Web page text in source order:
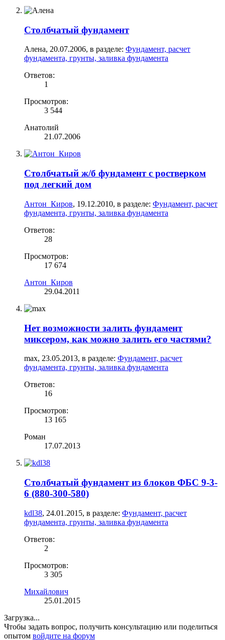
Столбчатый фундамент
Алена, 20.07.2006, в разделе: Фундамент, расчет
фундамента, грунты, заливка фундамента
Ответов:
1
Просмотров:
3 544
Анатолий
21.07.2006
Столбчатый ж/б фундамент с ростверком
под легкий дом
Антон_Киров, 19.12.2010, в разделе: Фундамент, расчет
фундамента, грунты, заливка фундамента
Ответов:
28
Просмотров:
17 674
Антон_Киров
29.04.2011
Нет возможности залить фундамент
миксером, как можно залить его частями?
max, 23.05.2013, в разделе: Фундамент, расчет
фундамента, грунты, заливка фундамента
Ответов:
16
Просмотров:
13 165
Роман
17.07.2013
Столбчатый фундамент из блоков ФБС 9-3-
6 (880-300-580)
kdl38, 24.01.2015, в разделе: Фундамент, расчет
фундамента, грунты, заливка фундамента
Ответов:
2
Просмотров:
3 305
Михайлович
25.01.2015
Загрузка...
Чтобы задать вопрос, получить консультацию или поделиться
опытом войдите на форум